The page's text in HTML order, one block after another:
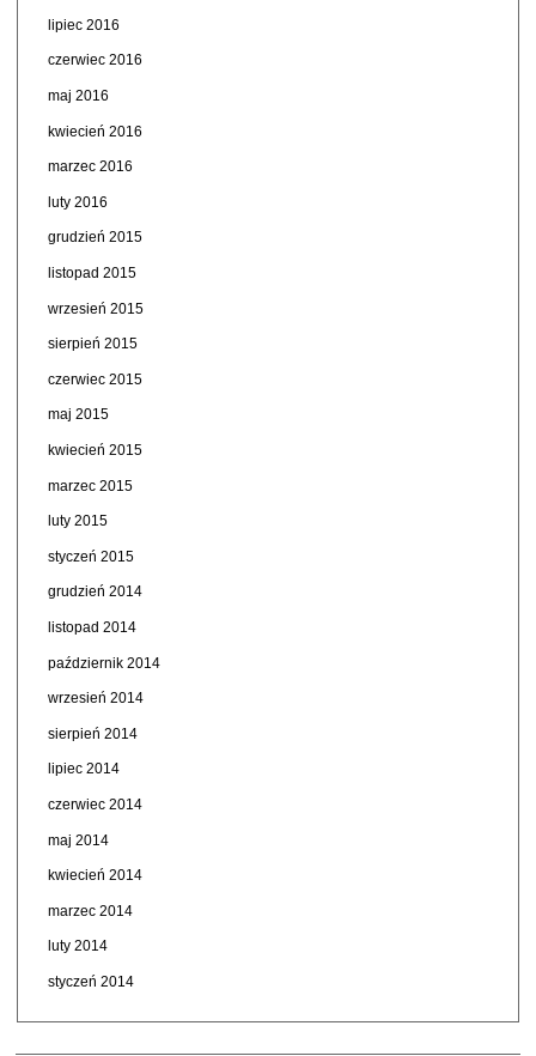
lipiec 2016
czerwiec 2016
maj 2016
kwiecień 2016
marzec 2016
luty 2016
grudzień 2015
listopad 2015
wrzesień 2015
sierpień 2015
czerwiec 2015
maj 2015
kwiecień 2015
marzec 2015
luty 2015
styczeń 2015
grudzień 2014
listopad 2014
październik 2014
wrzesień 2014
sierpień 2014
lipiec 2014
czerwiec 2014
maj 2014
kwiecień 2014
marzec 2014
luty 2014
styczeń 2014